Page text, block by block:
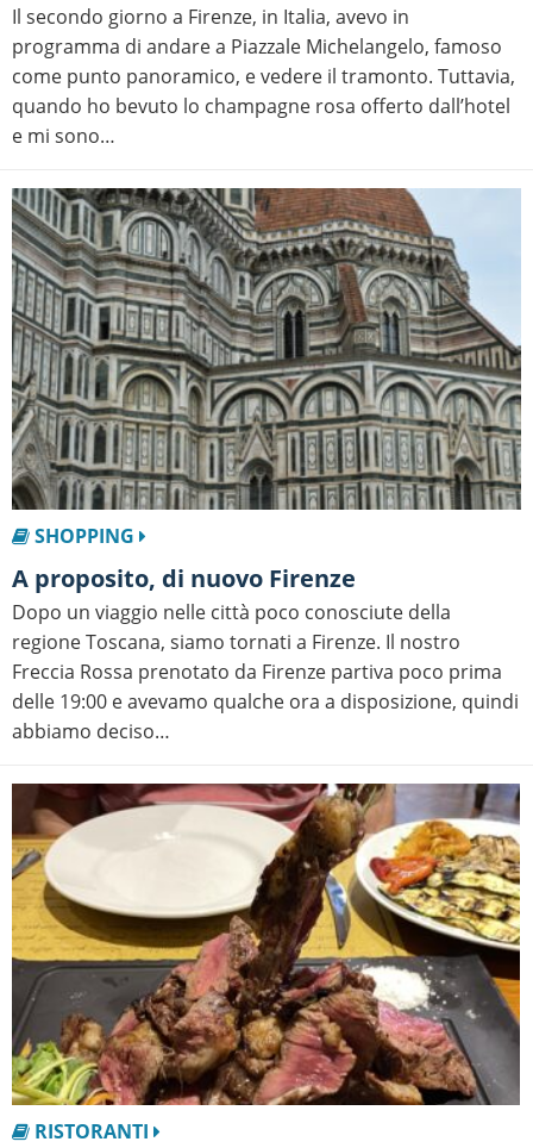
Il secondo giorno a Firenze, in Italia, avevo in
programma di andare a Piazzale Michelangelo, famoso
come punto panoramico, e vedere il tramonto. Tuttavia,
quando ho bevuto lo champagne rosa offerto dall’hotel
e mi sono…
SHOPPING
A proposito, di nuovo Firenze
Dopo un viaggio nelle città poco conosciute della
regione Toscana, siamo tornati a Firenze. Il nostro
Freccia Rossa prenotato da Firenze partiva poco prima
delle 19:00 e avevamo qualche ora a disposizione, quindi
abbiamo deciso…
RISTORANTI